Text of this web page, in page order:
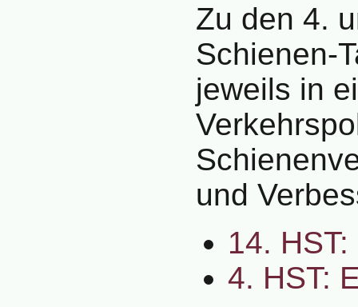
Zu den 4.
Schienen-
jeweils in
und
14.
4. HST: